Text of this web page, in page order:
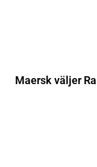
Maersk väljer